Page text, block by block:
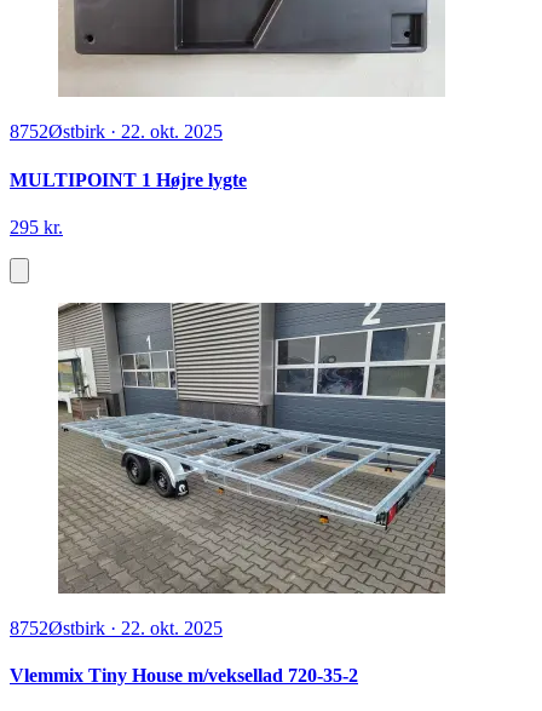
8752Østbirk · 22. okt. 2025
MULTIPOINT 1 Højre lygte
295 kr.
8752Østbirk · 22. okt. 2025
Vlemmix Tiny House m/veksellad 720-35-2